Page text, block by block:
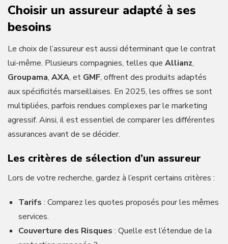
Choisir un assureur adapté à ses
besoins
Le choix de l’assureur est aussi déterminant que le contrat
lui-même. Plusieurs compagnies, telles que Allianz,
Groupama, AXA, et GMF, offrent des produits adaptés
aux spécificités marseillaises. En 2025, les offres se sont
multipliées, parfois rendues complexes par le marketing
agressif. Ainsi, il est essentiel de comparer les différentes
assurances avant de se décider.
Les critères de sélection d’un assureur
Lors de votre recherche, gardez à l’esprit certains critères :
Tarifs : Comparez les quotes proposés pour les mêmes
services.
Couverture des Risques : Quelle est l’étendue de la